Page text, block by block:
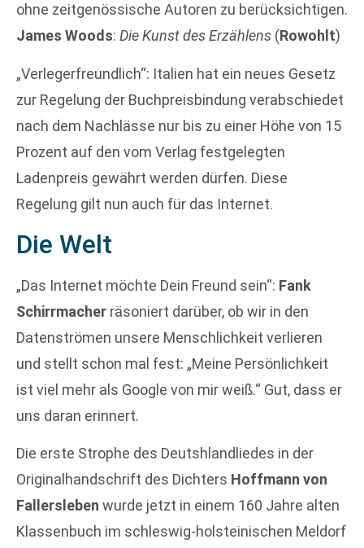
ohne zeitgenössische Autoren zu berücksichtigen.
James Woods: Die Kunst des Erzählens (Rowohlt)
„Verlegerfreundlich“: Italien hat ein neues Gesetz
zur Regelung der Buchpreisbindung verabschiedet
nach dem Nachlässe nur bis zu einer Höhe von 15
Prozent auf den vom Verlag festgelegten
Ladenpreis gewährt werden dürfen. Diese
Regelung gilt nun auch für das Internet.
Die Welt
„Das Internet möchte Dein Freund sein“: Fank
Schirrmacher räsoniert darüber, ob wir in den
Datenströmen unsere Menschlichkeit verlieren
und stellt schon mal fest: „Meine Persönlichkeit
ist viel mehr als Google von mir weiß.“ Gut, dass er
uns daran erinnert.
Die erste Strophe des Deutshlandliedes in der
Originalhandschrift des Dichters Hoffmann von
Fallersleben wurde jetzt in einem 160 Jahre alten
Klassenbuch im schleswig-holsteinischen Meldorf